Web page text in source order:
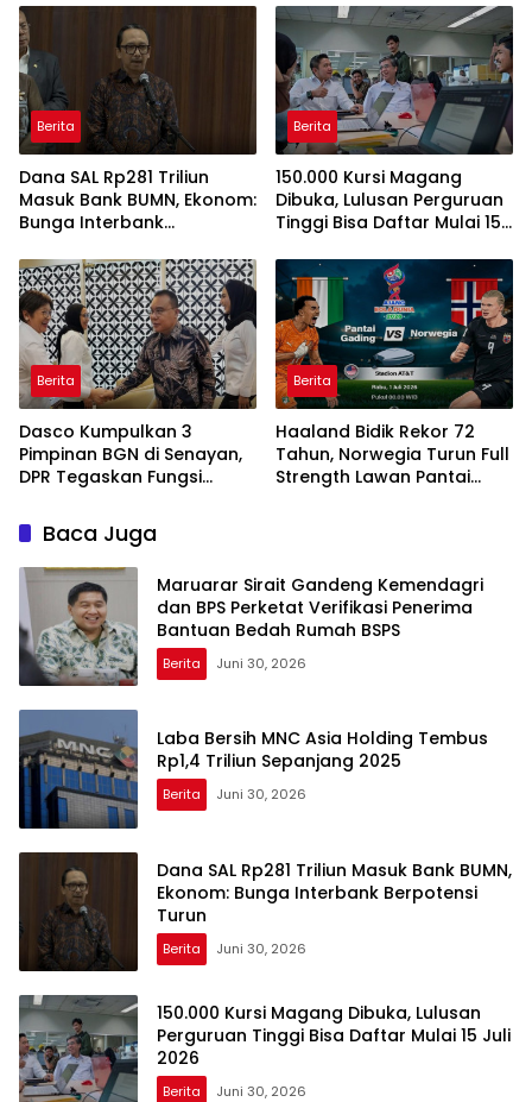
Rumah BSPS
Berita
Dana SAL Rp281 Triliun
Masuk Bank BUMN, Ekonom:
Bunga Interbank
Berita
150.000 Kursi Magang
Dibuka, Lulusan Perguruan
Tinggi Bisa Daftar Mulai 15
Berita
Dasco Kumpulkan 3
Pimpinan BGN di Senayan,
DPR Tegaskan Fungsi
Berita
Haaland Bidik Rekor 72
Tahun, Norwegia Turun Full
Strength Lawan Pantai
Baca Juga
Maruarar Sirait Gandeng Kemendagri
dan BPS Perketat Verifikasi Penerima
Bantuan Bedah Rumah BSPS
Berita Juni 30, 2026
Laba Bersih MNC Asia Holding Tembus
Rp1,4 Triliun Sepanjang 2025
Berita Juni 30, 2026
Dana SAL Rp281 Triliun Masuk Bank BUMN,
Ekonom: Bunga Interbank Berpotensi
Turun
Berita Juni 30, 2026
150.000 Kursi Magang Dibuka, Lulusan
Perguruan Tinggi Bisa Daftar Mulai 15 Juli
2026
Berita Juni 30, 2026